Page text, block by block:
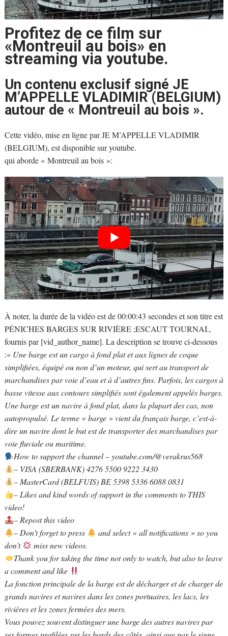
Profitez de ce film sur
«Montreuil au bois» en
streaming via youtube.
Un contenu exclusif signé JE
M’APPELLE VLADIMIR (BELGIUM)
autour de « Montreuil au bois ».
Cette vidéo, mise en ligne par JE M’APPELLE VLADIMIR
(BELGIUM), est disponible sur youtube.
qui aborde « Montreuil au bois »:
À noter, la durée de la vidéo est de 00:00:43 secondes et son titre est
PÉNICHES BARGES SUR RIVIÈRE ;ESCAUT TOURNAI.,
fournis par [vid_author_name]. La description se trouve ci-dessous
:«Une barge est un cargo à fond plat et aux lignes de coque
simplifiées, équipé ou non d’un moteur, qui sert au transport de
marchandises par voie d’eau et à d’autres fins. Parfois, les cargos à
basse vitesse aux contours simplifiés sont également appelés barges.
Une barge est un navire à fond plat, dans la plupart des cas, non
autopropulsé. Le terme « barge » vient du français barge, c’est-à-
dire un navire dont le but est de transporter des marchandises par
voie fluviale ou maritime.
How to support the channel – youtube.com/@verakrus568
– VISA (SBERBANK) 4276 5500 9222 3430
– MasterCard (BELFUIS) BE 5398 5336 6088 0831
– Likes and kind words of support in the comments to THIS
video!
– Repost this video
– Don’t forget to press
and select « all notifications » so you
don’t
miss new videos.
Thank you for taking the time not only to watch, but also to leave
a comment and like
La fonction principale de la barge est de décharger et de charger de
grands navires et navires dans les zones portuaires, les lacs, les
rivières et les zones fermées des mers.
Vous pouvez souvent distinguer une barge des autres navires par